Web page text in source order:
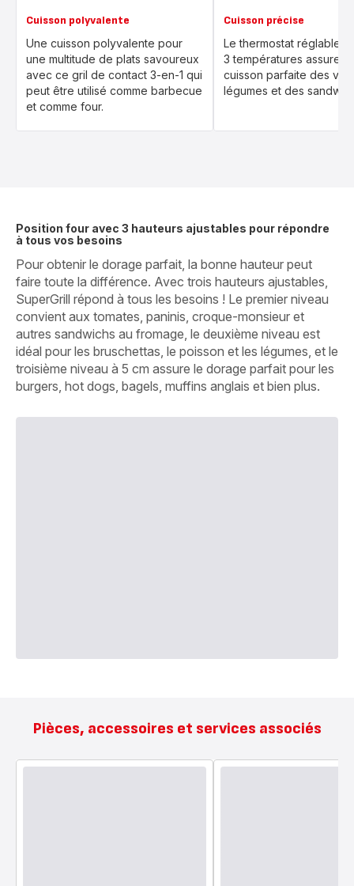
Cuisson polyvalente
Une cuisson polyvalente pour
une multitude de plats savoureux
avec ce gril de contact 3-en-1 qui
peut être utilisé comme barbecue
et comme four.
Cuisson précise
Le thermostat réglable
3 températures assure
cuisson parfaite des
légumes et des
Position four avec 3 hauteurs ajustables pour répondre
à tous vos besoins
Pour obtenir le dorage parfait, la bonne hauteur peut
faire toute la différence. Avec trois hauteurs ajustables,
SuperGrill répond à tous les besoins ! Le premier niveau
convient aux tomates, paninis, croque-monsieur et
autres sandwichs au fromage, le deuxième niveau est
idéal pour les bruschettas, le poisson et les légumes, et le
troisième niveau à 5 cm assure le dorage parfait pour les
burgers, hot dogs, bagels, muffins anglais et bien plus.
Pièces, accessoires et services associés